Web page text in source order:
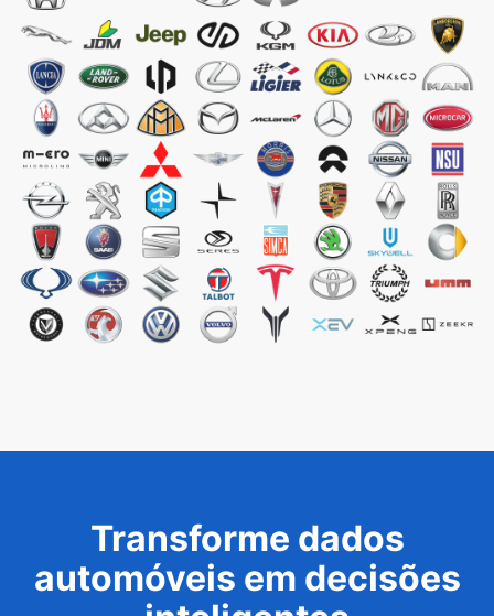
Transforme dados
automóveis em decisões